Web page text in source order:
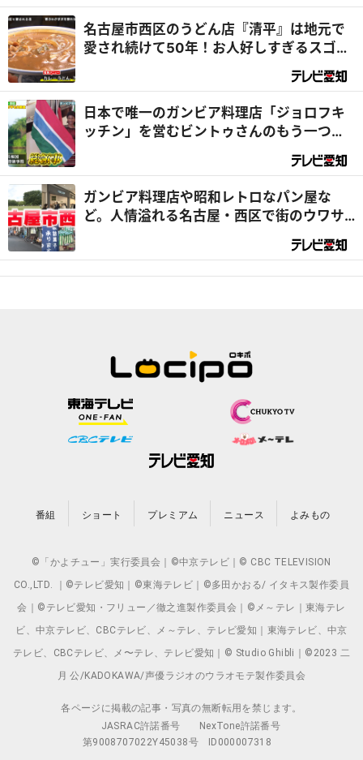
名古屋市西区のうどん店『清平』は地元で
愛され続けて50年！お人好しすぎるスゴイ
店だった！？『デラメチャ気になる！』
日本で唯一のガンビア料理店「ジョロフキ
ッチン」を営むビントゥさんのもう一つの
顔は『総領事』⁉｜デラメチャ気になる！
ガンビア料理店や昭和レトロなパン屋な
ど。人情溢れる名古屋・西区で街のウワサ
を大調査！（前編）｜デラメチャ気にな
番組 ショート プレミアム ニュース よみもの
©「かよチュー」実行委員会｜©中京テレビ｜© CBC TELEVISION
CO.,LTD. ｜©テレビ愛知｜©東海テレビ｜©多田かおる/ イタキス製作委員
会｜©テレビ愛知・フリュー／徹之進製作委員会｜©メ～テレ｜東海テレ
ビ、中京テレビ、CBCテレビ、メ～テレ、テレビ愛知｜東海テレビ、中京
テレビ、CBCテレビ、メ〜テレ、テレビ愛知｜© Studio Ghibli｜©2023 二
月 公/KADOKAWA/声優ラジオのウラオモテ製作委員会
各ページに掲載の記事・写真の無断転用を禁じます。
JASRAC許諾番号
NexTone許諾番号
第9008707022Y45038号
ID000007318